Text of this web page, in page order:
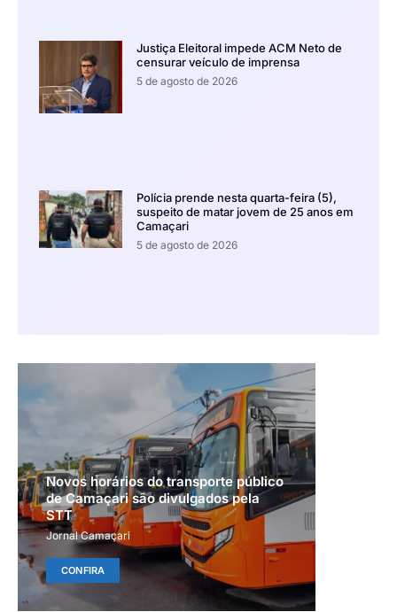
Justiça Eleitoral impede ACM Neto de
censurar veículo de imprensa
5 de agosto de 2026
Polícia prende nesta quarta-feira (5),
suspeito de matar jovem de 25 anos em
Camaçari
5 de agosto de 2026
Novos horários do transporte público
de Camaçari são divulgados pela
STT
Jornal Camaçari
CONFIRA